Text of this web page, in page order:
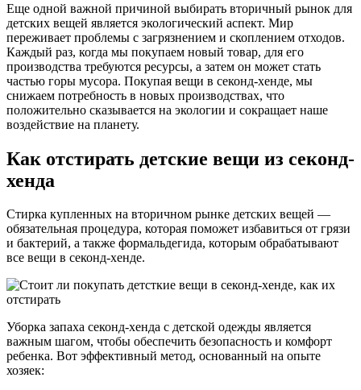
Еще одной важной причиной выбирать вторичный рынок для
детских вещей является экологический аспект. Мир
переживает проблемы с загрязнением и скоплением отходов.
Каждый раз, когда мы покупаем новый товар, для его
производства требуются ресурсы, а затем он может стать
частью горы мусора. Покупая вещи в секонд-хенде, мы
снижаем потребность в новых производствах, что
положительно сказывается на экологии и сокращает наше
воздействие на планету.
Как отстирать детские вещи из секонд-
хенда
Стирка купленных на вторичном рынке детских вещей —
обязательная процедура, которая поможет избавиться от грязи
и бактерий, а также формальдегида, которым обрабатывают
все вещи в секонд-хенде.
Уборка запаха секонд-хенда с детской одежды является
важным шагом, чтобы обеспечить безопасность и комфорт
ребенка. Вот эффективный метод, основанный на опыте
хозяек: